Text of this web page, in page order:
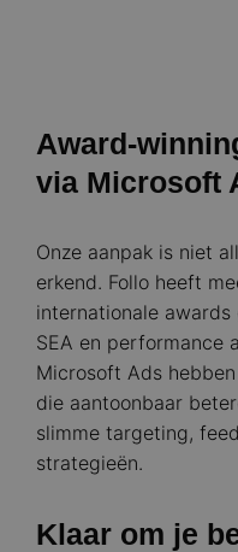
Award-
via Microsoft
Onze aanpak is niet
erkend. Follo heeft
internationale
SEA en performance
Microsoft Ads
die aantoonbaar
slimme targeting,
strategieën.
Klaar om je